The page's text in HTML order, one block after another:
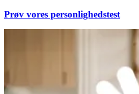
Prøv vores personlighedstest